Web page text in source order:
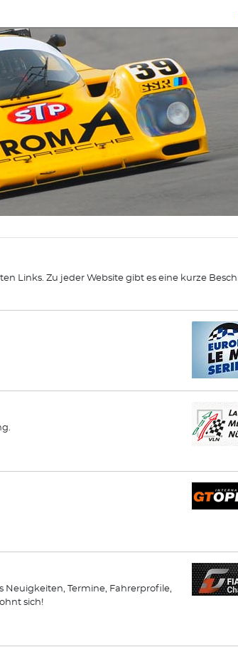
Links. Zu jeder Website gibt es eine kurze
Neuigkeiten, Termine, Fahrerprofile,
sich!